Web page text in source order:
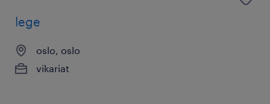
lege
oslo, oslo
vikariat